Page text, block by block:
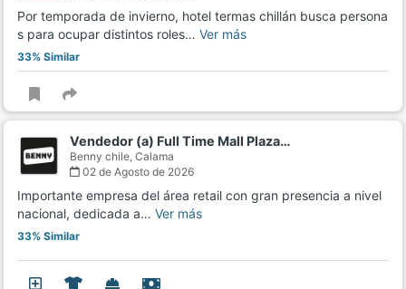
Por temporada de invierno, hotel termas chillán busca persona
s para ocupar distintos roles… Ver más
33% Similar
Vendedor (a) Full Time Mall Plaza…
Benny chile, Calama
02 de Agosto de 2026
Importante empresa del área retail con gran presencia a nivel
nacional, dedicada a… Ver más
33% Similar